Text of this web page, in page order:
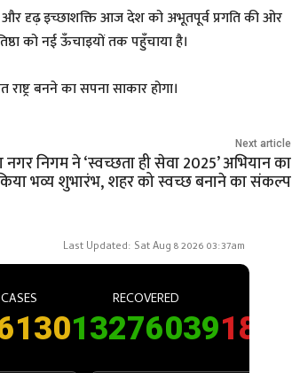
और दृढ़ इच्छाशक्ति आज देश को अभूतपूर्व प्रगति की ओर
को नई ऊँचाइयों तक पहुँचाया है।
बनने का सपना साकार होगा।
Next article
नगर निगम ने ‘स्वच्छता ही सेवा 2025’ अभियान का
भव्य शुभारंभ, शहर को स्वच्छ बनाने का संकल्प